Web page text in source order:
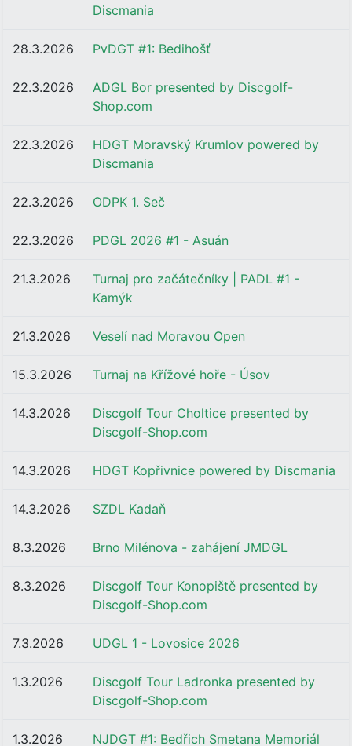
Discmania
28.3.2026 PvDGT #1: Bedihošť
22.3.2026
ADGL Bor presented by Discgolf-
Shop.com
22.3.2026
HDGT Moravský Krumlov powered by
Discmania
22.3.2026 ODPK 1. Seč
22.3.2026 PDGL 2026 #1 - Asuán
21.3.2026
Turnaj pro začátečníky | PADL #1 -
Kamýk
21.3.2026 Veselí nad Moravou Open
15.3.2026 Turnaj na Křížové hoře - Úsov
14.3.2026
Discgolf Tour Choltice presented by
Discgolf-Shop.com
14.3.2026 HDGT Kopřivnice powered by Discmania
14.3.2026 SZDL Kadaň
8.3.2026 Brno Milénova - zahájení JMDGL
8.3.2026
Discgolf Tour Konopiště presented by
Discgolf-Shop.com
7.3.2026 UDGL 1 - Lovosice 2026
1.3.2026
Discgolf Tour Ladronka presented by
Discgolf-Shop.com
1.3.2026 NJDGT #1: Bedřich Smetana Memoriál